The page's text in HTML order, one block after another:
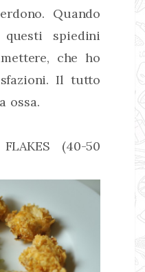
Quando
spiedini
che ho
Il tutto
ossa.
(40-50